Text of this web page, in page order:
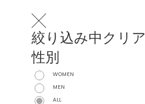
絞り込み中クリア
性別
WOMEN
MEN
ALL